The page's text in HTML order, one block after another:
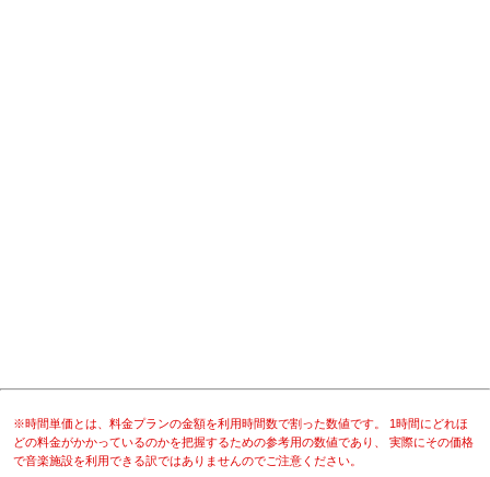
※時間単価とは、料金プランの金額を利用時間数で割った数値です。 1時間にどれほ
どの料金がかかっているのかを把握するための参考用の数値であり、 実際にその価格
で音楽施設を利用できる訳ではありませんのでご注意ください。